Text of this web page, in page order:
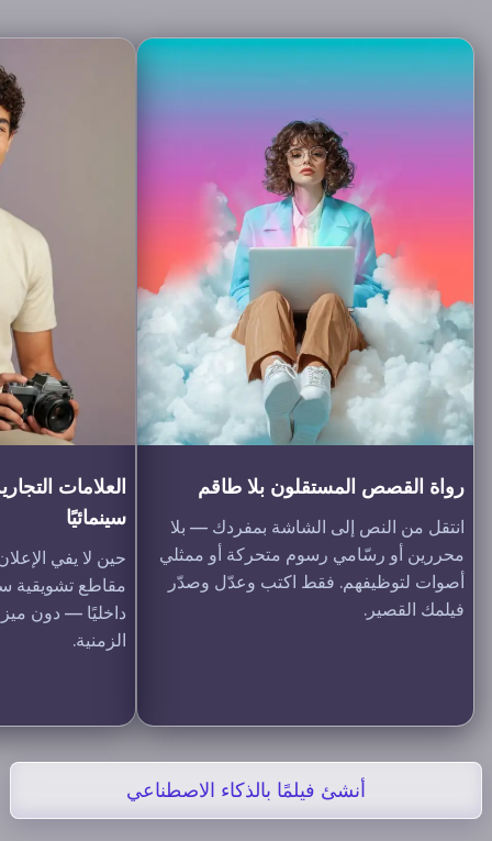
رواة القصص المستقلون بلا طاقم
انتقل من النص إلى الشاشة بمفردك — بلا
محررين أو رسّامي رسوم متحركة أو ممثلي
أصوات لتوظيفهم. فقط اكتب وعدّل وصدّر
فيلمك القصير.
العلامات
سينمائيًا
حين لا يفي
مقاطع تشويقية
داخليًا — دون
الزمنية.
أنشئ فيلمًا بالذكاء الاصطناعي